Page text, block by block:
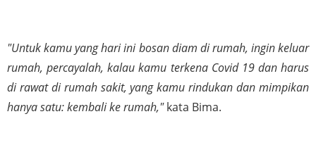
"Untuk kamu yang hari ini bosan diam di rumah, ingin keluar
rumah, percayalah, kalau kamu terkena Covid 19 dan harus
di rawat di rumah sakit, yang kamu rindukan dan mimpikan
hanya satu: kembali ke rumah," kata Bima.